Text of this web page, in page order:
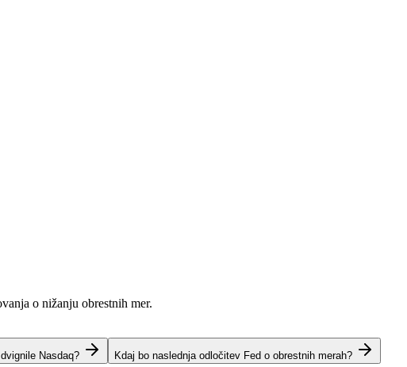
o nižanju obrestnih mer.
Nasdaq? Kdaj bo naslednja odločitev Fed o obrestnih merah?